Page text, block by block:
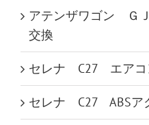
アテンザワゴン Ｇ
交換
セレナ C27 エアコ
セレナ C27 ABSア